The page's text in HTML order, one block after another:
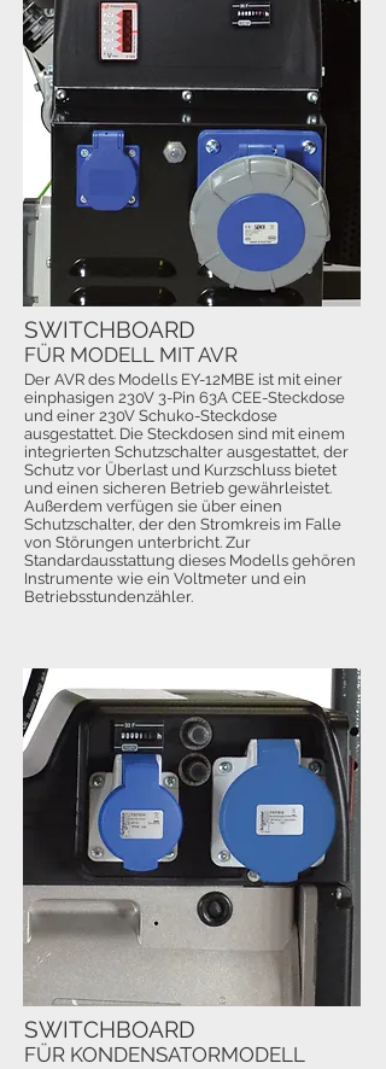
Der AVR des Modells EY-12MBE ist mit einer
einphasigen 230V 3-Pin 63A CEE-Steckdose
und einer 230V Schuko-Steckdose
ausgestattet. Die Steckdosen sind mit einem
integrierten Schutzschalter ausgestattet, der
Schutz vor Überlast und Kurzschluss bietet
und einen sicheren Betrieb gewährleistet.
Außerdem verfügen sie über einen
Schutzschalter, der den Stromkreis im Falle
von Störungen unterbricht. Zur
Standardausstattung dieses Modells gehören
Instrumente wie ein Voltmeter und ein
Betriebsstundenzähler.
SWITCHBOARD
FÜR MODELL MIT AVR
SWITCHBOARD
FÜR KONDENSATORMODELL